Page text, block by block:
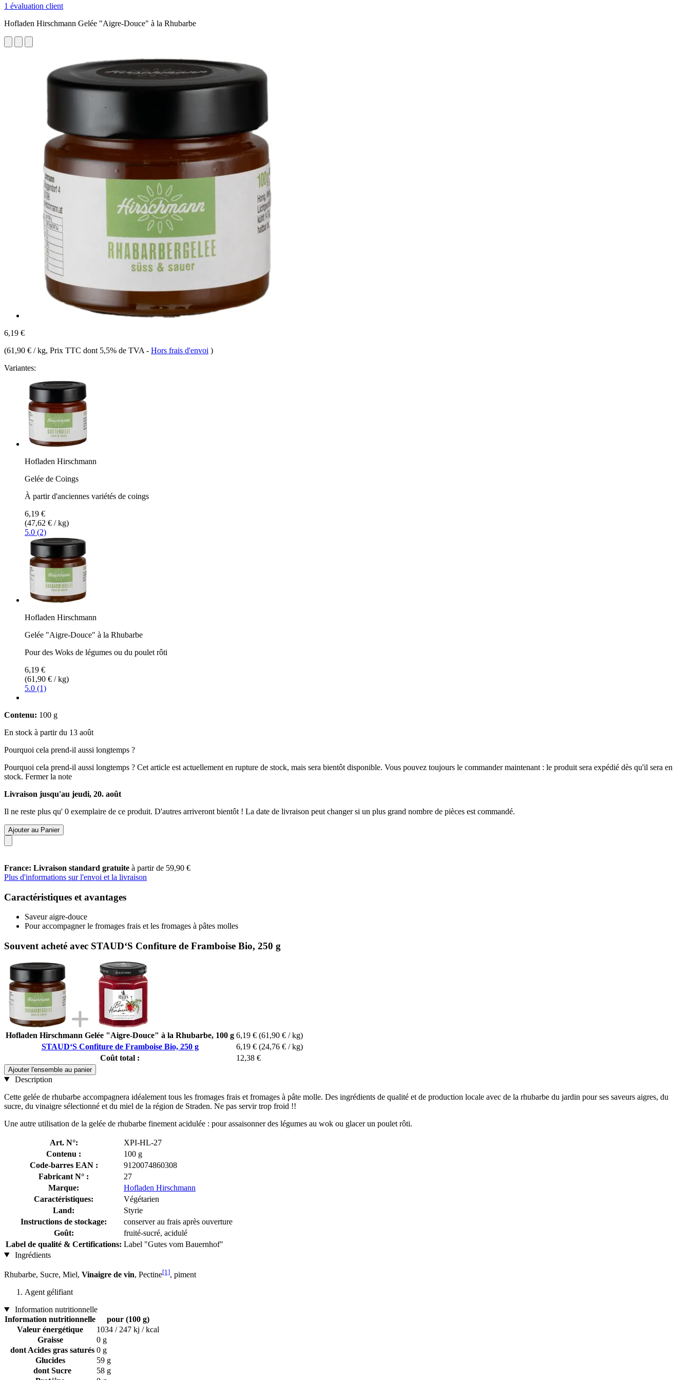
1 évaluation client
Hofladen Hirschmann Gelée "Aigre-Douce" à la Rhubarbe
6,19 €
(61,90 € / kg, Prix TTC dont 5,5% de TVA - Hors frais d'envoi )
Variantes:
Hofladen Hirschmann
Gelée de Coings
À partir d'anciennes variétés de coings
6,19 €
(47,62 € / kg)
5.0 (2)
Hofladen Hirschmann
Gelée "Aigre-Douce" à la Rhubarbe
Pour des Woks de légumes ou du poulet rôti
6,19 €
(61,90 € / kg)
5.0 (1)
Contenu: 100 g
En stock à partir du 13 août
Pourquoi cela prend-il aussi longtemps ?
Pourquoi cela prend-il aussi longtemps ? Cet article est actuellement en rupture de stock, mais sera bientôt disponible. Vous pouvez toujours le commander maintenant : le produit sera expédié dès qu'il sera en
stock. Fermer la note
Livraison jusqu'au jeudi, 20. août
Il ne reste plus qu' 0 exemplaire de ce produit. D'autres arriveront bientôt ! La date de livraison peut changer si un plus grand nombre de pièces est commandé.
Ajouter au Panier
France: Livraison standard gratuite à partir de 59,90 €
Plus d'informations sur l'envoi et la livraison
Caractéristiques et avantages
Saveur aigre-douce
Pour accompagner le fromages frais et les fromages à pâtes molles
Souvent acheté avec STAUD‘S Confiture de Framboise Bio, 250 g
Hofladen Hirschmann Gelée "Aigre-Douce" à la Rhubarbe, 100 g 6,19 € (61,90 € / kg)
STAUD‘S Confiture de Framboise Bio, 250 g
6,19 € (24,76 € / kg)
Coût total :
12,38 €
Ajouter l'ensemble au panier
Description
Cette gelée de rhubarbe accompagnera idéalement tous les fromages frais et fromages à pâte molle. Des ingrédients de qualité et de production locale avec de la rhubarbe du jardin pour ses saveurs aigres, du
sucre, du vinaigre sélectionné et du miel de la région de Straden. Ne pas servir trop froid !!
Une autre utilisation de la gelée de rhubarbe finement acidulée : pour assaisonner des légumes au wok ou glacer un poulet rôti.
Art. N°:
XPI-HL-27
Contenu :
100 g
Code-barres EAN :
9120074860308
Fabricant N° :
27
Marque:
Hofladen Hirschmann
Caractéristiques:
Végétarien
Land:
Styrie
Instructions de stockage:
conserver au frais après ouverture
Goût:
fruité-sucré, acidulé
Label de qualité & Certifications: Label "Gutes vom Bauernhof"
Ingrédients
Rhubarbe, Sucre, Miel, Vinaigre de vin, Pectine[1], piment
Agent gélifiant
Information nutritionnelle
Information nutritionnelle
pour (100 g)
Valeur énergétique
1034 / 247 kj / kcal
Graisse
0 g
dont Acides gras saturés 0 g
Glucides
59 g
dont Sucre
58 g